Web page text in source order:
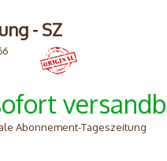
- SZ
Abonnement-Tageszeitung